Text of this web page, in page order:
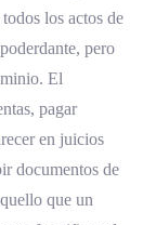
los actos de
pero
El
pagar
en juicios
documentos de
que un